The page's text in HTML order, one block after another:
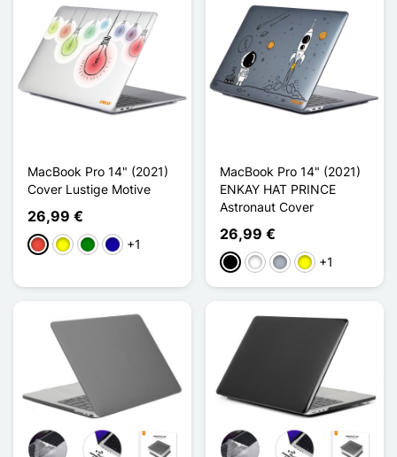
MacBook Pro 14" (2021)
Cover Lustige Motive
26,99 €
Rot GelbGrünDunkelblau
+1
MacBook Pro 14" (2021)
ENKAY HAT PRINCE
Astronaut Cover
26,99 €
Schwarz
WeißGrauGelb+1